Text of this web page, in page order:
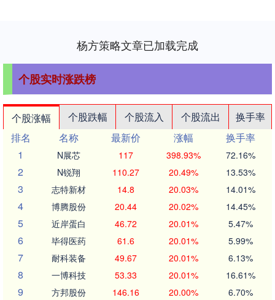
杨方策略文章已加载完成
个股实时涨跌榜
个股涨幅 个股跌幅 个股流入 个股流出
换手率
排名
名称 最新价 涨幅
换手率
1
N展芯 117 398.93% 72.16%
2 N锐翔 110.27 20.49% 13.53%
3 志特新材 14.8 20.03% 14.01%
4 博腾股份 20.44 20.02% 14.45%
5 近岸蛋白 46.72 20.01% 5.47%
6 毕得医药 61.6 20.01% 5.99%
7 耐科装备 49.67 20.01% 6.13%
8 一博科技 53.33 20.01% 16.61%
9 方邦股份 146.16 20.00% 6.70%